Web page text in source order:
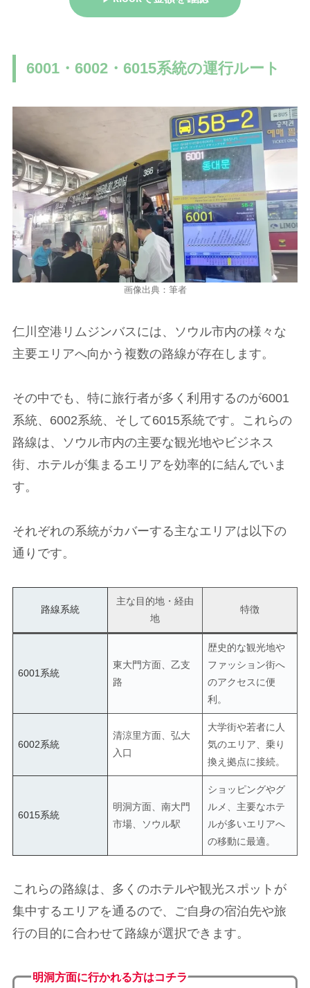
6001・6002・6015系統の運行ルート
画像出典：筆者
仁川空港リムジンバスには、ソウル市内の様々な
主要エリアへ向かう複数の路線が存在します。
その中でも、特に旅行者が多く利用するのが6001
系統、6002系統、そして6015系統です。これらの
路線は、ソウル市内の主要な観光地やビジネス
街、ホテルが集まるエリアを効率的に結んでいま
す。
それぞれの系統がカバーする主なエリアは以下の
通りです。
路線系統
主な目的地・経由
地
特徴
6001系統
東大門方面、乙支
路
歴史的な観光地や
ファッション街へ
のアクセスに便
利。
6002系統
清涼里方面、弘大
入口
大学街や若者に人
気のエリア、乗り
換え拠点に接続。
6015系統
明洞方面、南大門
市場、ソウル駅
ショッピングやグ
ルメ、主要なホテ
ルが多いエリアへ
の移動に最適。
これらの路線は、多くのホテルや観光スポットが
集中するエリアを通るので、ご自身の宿泊先や旅
行の目的に合わせて路線が選択できます。
明洞方面に行かれる方はコチラ